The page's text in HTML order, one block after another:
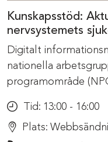
Kunskapsstöd:
nervsystemets
Digitalt
nationella
programområde
Tid: 13:00 - 16:00
Plats: